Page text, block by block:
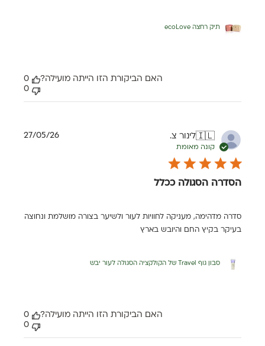
תיק רחצה ecoLove
האם הביקורת הזו הייתה מועילה?
0
0
🇮🇱לינור צ.
קונה מאומת
הסדרה הסגולה ככלל
סדרה מדהימה, מעניקה לחוויות לעור ולשיער בצורה מושלמת ונחוצה
בעיקר בקיץ החם והיובש בארץ
סבון גוף Travel של הקולקציה הסגולה לעור יבש
תאריך27/05/26
האם הביקורת הזו הייתה מועילה?
0
0